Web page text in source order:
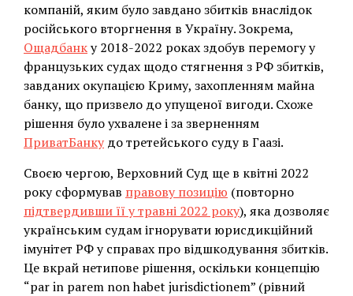
компаній, яким було завдано збитків внаслідок
російського вторгнення в Україну. Зокрема,
Ощадбанку 2018-2022 роках здобув перемогу у
французьких судах щодо стягнення з РФ збитків,
завданих окупацією Криму, захопленням майна
банку, що призвело до упущеної вигоди. Схоже
рішення було ухвалене і за зверненням
ПриватБанку до третейського суду в Гаазі.
Своєю чергою, Верховний Суд ще в квітні 2022
року сформував правову позицію (повторно
підтвердивши її у травні 2022 року), яка дозволяє
українським судам ігнорувати юрисдикційний
імунітет РФ у справах про відшкодування збитків.
Це вкрай нетипове рішення, оскільки концепцію
“par in parem non habet jurisdictionem” (рівний